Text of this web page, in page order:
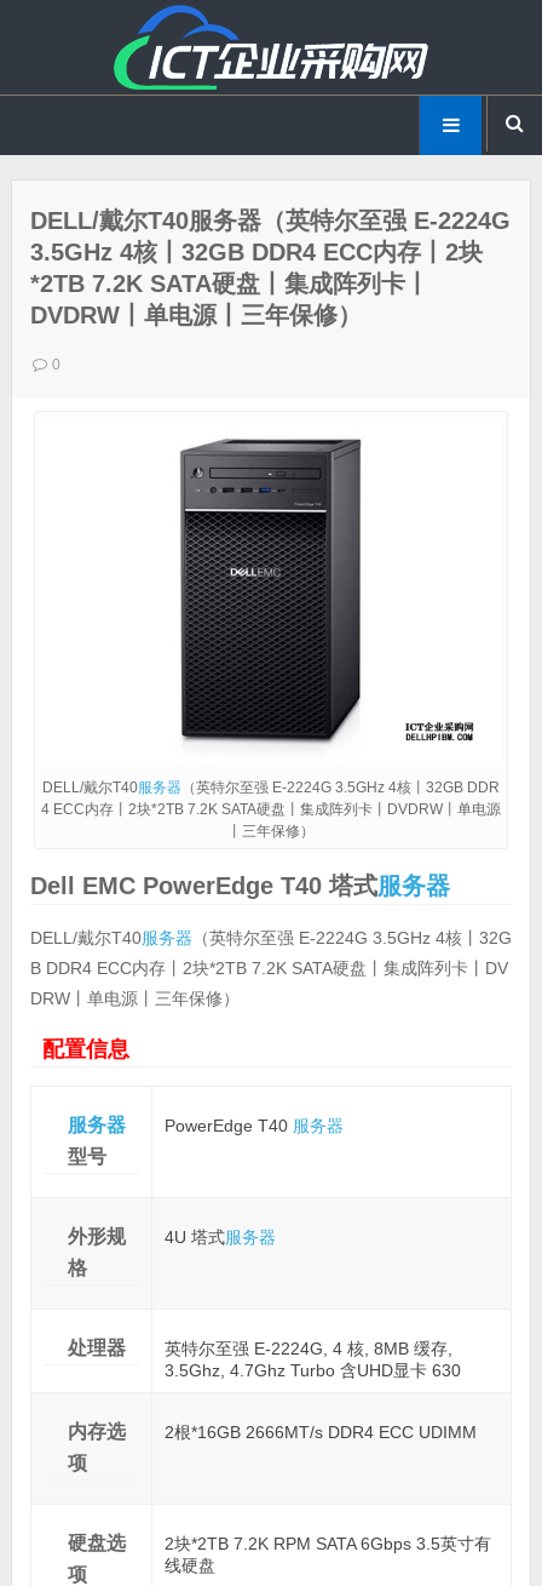
DELL/戴尔T40服务器（英特尔至强 E-2224G
3.5GHz 4核丨32GB DDR4 ECC内存丨2块
*2TB 7.2K SATA硬盘丨集成阵列卡丨
DVDRW丨单电源丨三年保修）
0
DELL/戴尔T40服务器（英特尔至强 E-2224G 3.5GHz 4核丨32GB DDR
4 ECC内存丨2块*2TB 7.2K SATA硬盘丨集成阵列卡丨DVDRW丨单电源
丨三年保修）
Dell EMC PowerEdge T40 塔式服务器
DELL/戴尔T40服务器 （英特尔至强 E-2224G 3.5GHz 4核丨32G
B DDR4 ECC内存丨2块*2TB 7.2K SATA硬盘丨集成阵列卡丨DV
DRW丨单电源丨三年保修）
配置信息
服务器
型号
PowerEdge T40 服务器
外形规
格
4U 塔式服务器
处理器
英特尔至强 E-2224G, 4 核, 8MB 缓存,
3.5Ghz, 4.7Ghz Turbo 含UHD显卡 630
内存选
项
2根*16GB 2666MT/s DDR4 ECC UDIMM
硬盘选
项
2块*2TB 7.2K RPM SATA 6Gbps 3.5英寸有
线硬盘